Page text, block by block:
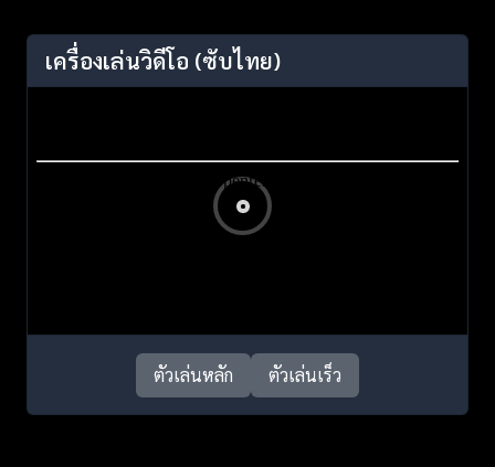
เครื่องเล่นวิดีโอ (ซับไทย)
ตัวเล่นหลัก ตัวเล่นเร็ว